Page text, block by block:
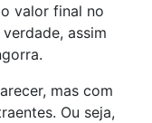
valor final no
assim
mas com
Ou seja,